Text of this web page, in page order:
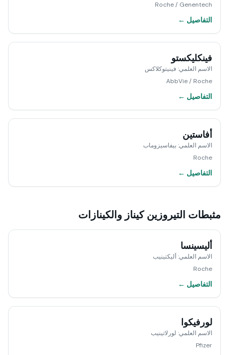
Roche / Genentech
التفاصيل ←
فينكليكستو
الاسم العلمي: فينيتوكلاكس
AbbVie / Roche
التفاصيل ←
أفاستين
الاسم العلمي:بيفاسيزوماب
Roche
التفاصيل ←
مثبطات التيروزين كيناز والكينازات
أليسينسا
الاسم العلمي:أليكتينيب
Roche
التفاصيل ←
لورفيكوا
الاسم العلمي: لورلاتينيب
Pfizer